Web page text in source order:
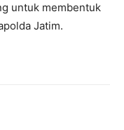
untuk membentuk
Jatim.